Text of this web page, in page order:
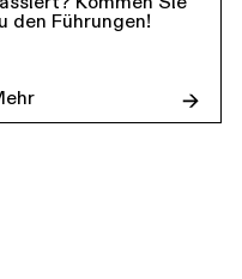
den Führungen!